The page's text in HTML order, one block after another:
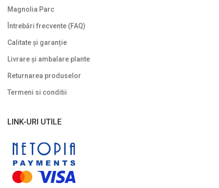
Reduceri
Soiuri speciale/licențiate
Uncategorized
Magnolia Parc
Întrebări frecvente (FAQ)
Calitate și garanție
Livrare și ambalare plante
Returnarea produselor
Termeni si conditii
LINK-URI UTILE